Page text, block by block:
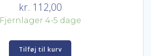
kr. 112,00
Fjernlager 4-5 dage
Tilføj til kurv